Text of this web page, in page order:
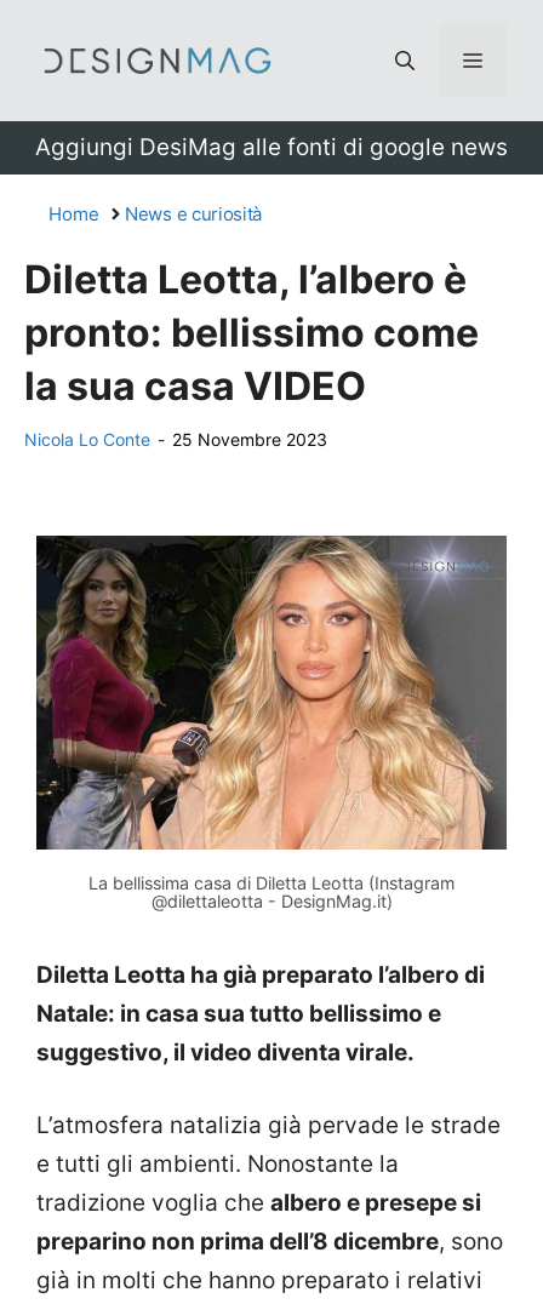
Menu
Aggiungi DesiMag alle fonti di google news
Home News e curiosità
Diletta Leotta, l’albero è
pronto: bellissimo come
la sua casa VIDEO
Nicola Lo Conte - 25 Novembre 2023
La bellissima casa di Diletta Leotta (Instagram
@dilettaleotta - DesignMag.it)
Diletta Leotta ha già preparato l’albero di
Natale: in casa sua tutto bellissimo e
suggestivo, il video diventa virale.
L’atmosfera natalizia già pervade le strade
e tutti gli ambienti. Nonostante la
tradizione voglia che albero e presepe si
preparino non prima dell’8 dicembre, sono
già in molti che hanno preparato i relativi